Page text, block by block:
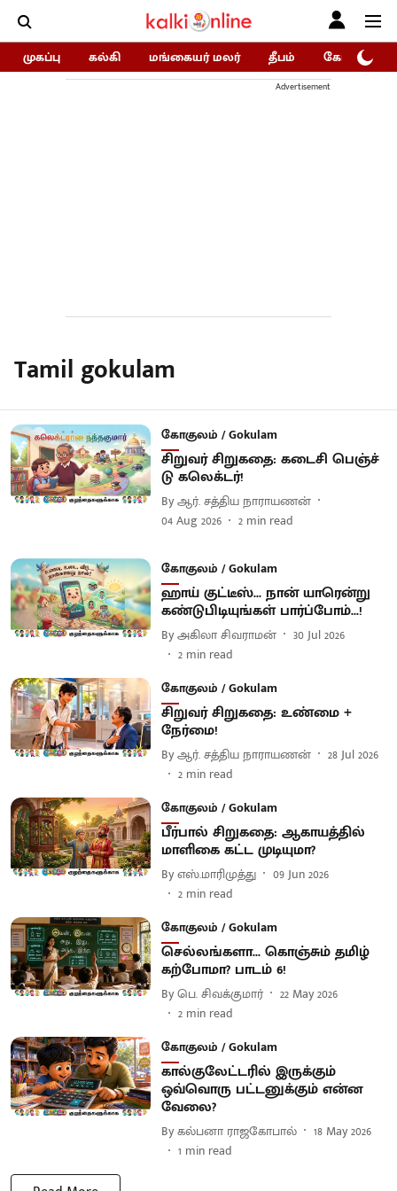
முகப்பு கல்கி மங்கையர் மலர் தீபம் கோகுலம்/
Advertisement
Tamil gokulam
கோகுலம் / Gokulam
சிறுவர் சிறுகதை: கடைசி பெஞ்ச்
டு கலெக்டர்!
Byஆர். சத்திய நாராயணன்
04 Aug 2026
2 min read
கோகுலம் / Gokulam
ஹாய் குட்டீஸ்... நான் யாரென்று
கண்டுபிடியுங்கள் பார்ப்போம்...!
Byஅகிலா சிவராமன்
30 Jul 2026
2 min read
கோகுலம் / Gokulam
சிறுவர் சிறுகதை: உண்மை +
நேர்மை!
Byஆர். சத்திய நாராயணன்
28 Jul 2026
2 min read
கோகுலம் / Gokulam
பீர்பால் சிறுகதை: ஆகாயத்தில்
மாளிகை கட்ட முடியுமா?
Byஎஸ்.மாரிமுத்து
09 Jun 2026
2 min read
கோகுலம் / Gokulam
செல்லங்களா... கொஞ்சும் தமிழ்
கற்போமா? பாடம் 6!
Byபெ. சிவக்குமார்
22 May 2026
2 min read
கோகுலம் / Gokulam
கால்குலேட்டரில் இருக்கும்
ஒவ்வொரு பட்டனுக்கும் என்ன
வேலை?
Byகல்பனா ராஜகோபால்
18 May 2026
1 min read